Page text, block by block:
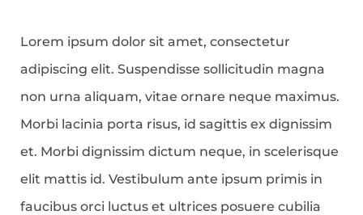
Lorem ipsum dolor sit amet, consectetur
adipiscing elit. Suspendisse sollicitudin magna
non urna aliquam, vitae ornare neque maximus.
Morbi lacinia porta risus, id sagittis ex dignissim
et. Morbi dignissim dictum neque, in scelerisque
elit mattis id. Vestibulum ante ipsum primis in
faucibus orci luctus et ultrices posuere cubilia